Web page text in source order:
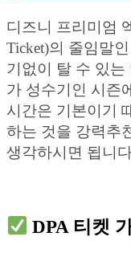
디즈니 프리미엄
Ticket)의 줄임말
기없이 탈 수 있는
가 성수기인 시즌
시간은 기본이기
하는 것을 강력추
생각하시면 됩니
DPA 티켓